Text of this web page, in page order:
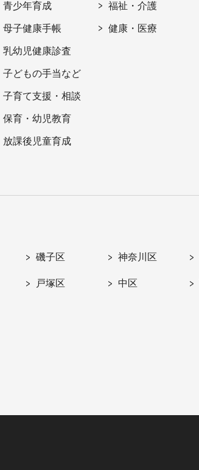
青少年育成
母子健康手帳
乳幼児健康診査
子どもの手当など
子育て支援・相談
保育・幼児教育
放課後児童育成
福祉・介護
健康・医療
磯子区 神奈川区
戸塚区 中区